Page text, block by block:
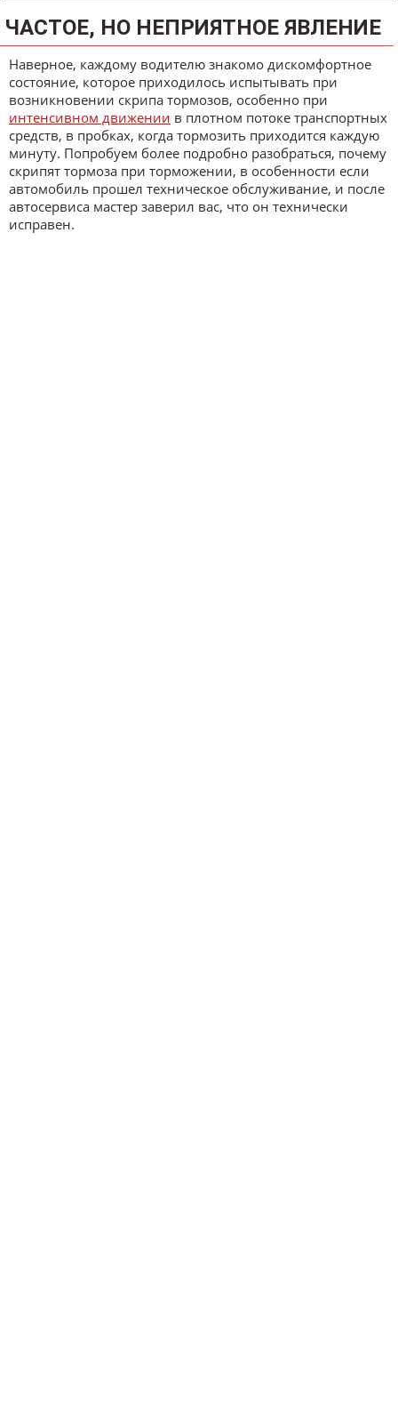
ЧАСТОЕ, НО НЕПРИЯТНОЕ ЯВЛЕНИЕ
Наверное, каждому водителю знакомо дискомфортное
состояние, которое приходилось испытывать при
возникновении скрипа тормозов, особенно при
интенсивном движении в плотном потоке транспортных
средств, в пробках, когда тормозить приходится каждую
минуту. Попробуем более подробно разобраться, почему
скрипят тормоза при торможении, в особенности если
автомобиль прошел техническое обслуживание, и после
автосервиса мастер заверил вас, что он технически
исправен.